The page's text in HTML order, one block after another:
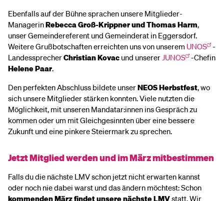
Ebenfalls auf der Bühne sprachen unsere Mitglieder-
ManagerinRebecca Groß-Krippner und Thomas Harm,
unser Gemeindereferent und Gemeinderat in Eggersdorf.
Weitere Grußbotschaften erreichten uns von unserem UNOS -
LandessprecherChristian Kovac und unserer JUNOS -Chefin
Helene Paar.
Den perfekten Abschluss bildete unserNEOS Herbstfest, wo
sich unsere Mitglieder stärken konnten. Viele nutzten die
Möglichkeit, mit unseren Mandatar:innen ins Gespräch zu
kommen oder um mit Gleichgesinnten über eine bessere
Zukunft und eine pinkere Steiermark zu sprechen.
Jetzt Mitglied werden und im März mitbestimmen
Falls du die nächste LMV schon jetzt nicht erwarten kannst
oder noch nie dabei warst und das ändern möchtest: Schon
kommenden März findet unsere nächste LMVstatt. Wir